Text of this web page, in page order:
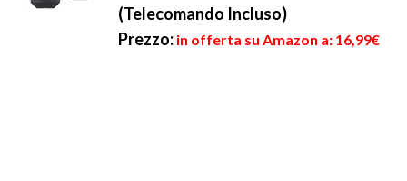
(Telecomando Incluso)
Prezzo: in offerta su Amazon a: 16,99€